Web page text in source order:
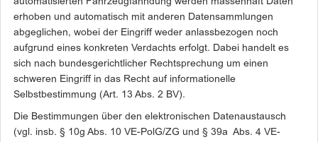
erhoben und automatisch mit anderen Datensammlungen
abgeglichen, wobei der Eingriff weder anlassbezogen noch
aufgrund eines konkreten Verdachts erfolgt. Dabei handelt es
sich nach bundesgerichtlicher Rechtsprechung um einen
schweren Eingriff in das Recht auf informationelle
Selbstbestimmung (Art. 13 Abs. 2 BV).
Die Bestimmungen über den elektronischen Datenaustausch
(vgl. insb. § 10g Abs. 10 VE-PolG/ZG und § 39a Abs. 4 VE-